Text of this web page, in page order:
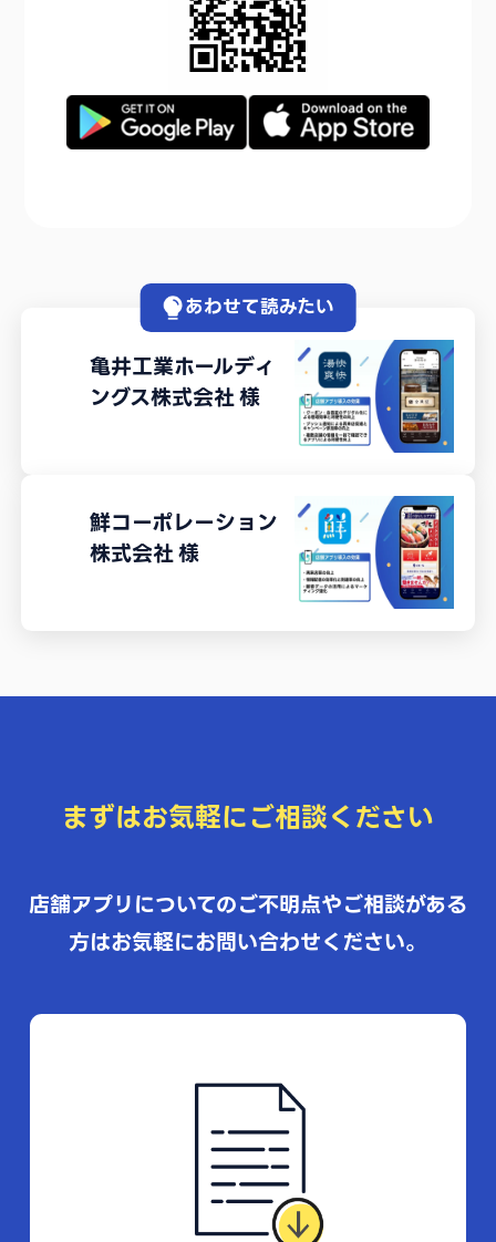
あわせて読みたい
亀井工業ホールディ
ングス株式会社様
鮮コーポレーション
株式会社様
まずはお気軽にご相談ください
店舗アプリについてのご不明点やご相談がある
方はお気軽にお問い合わせください。